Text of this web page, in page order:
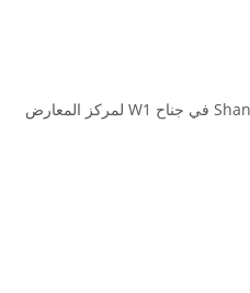
يقام معرض Shanghai Fasteners and Technology في جناح W1 لمركز المعارض